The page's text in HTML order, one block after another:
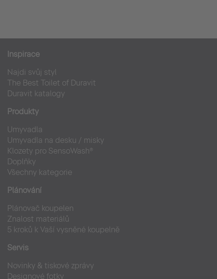
Inspirace
Najdi svůj styl
The Best Toilet of Duravit
Duravit katalogy
Produkty
Umyvadla
Umyvadla na desku / misky
Klozety pro SensoWash®
Doplňky
Všechny kategorie
Plánování
Plánovač koupelen
Znalost materiálů
5 kroků k Vaší vysněné koupelně
Servis
Novinky & tiskové zprávy
Designové fotky